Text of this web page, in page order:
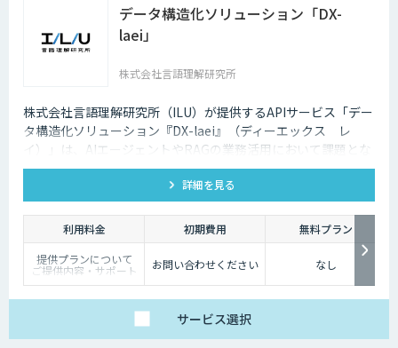
データ構造化ソリューション「DX-
laei」
株式会社言語理解研究所
株式会社言語理解研究所（ILU）が提供するAPIサービス「デー
タ構造化ソリューション『DX-laei』（ディーエックス レ
イ）」は、AIエージェントやRAGの業務活用において課題とな
る「回答精度の低さ」や「利用者にプロンプト知識が求められ
る」といった運用上の問題に対し、日本語に特化した自然言語
処理技術でアプローチします。 「DX-laei」は、ドキュメント
の構造化処理に加え、ユーザーの質問意図を意味的に再構成
し、最適な検索クエリへ変換する機能を備えています。これに
より、生成AIの精度を左右する“入力精度”と“検索対象の整
備”の両面から、RAGやAIエージェントの回答品質を向上させ
ます。
詳細を見る
利用料金 初期費用
無料プラン
提供プランについて
ご提供内容・サポート
範囲の違いに応じて、
汎用的な高精度ドキュ
お問い合わせください なし
サービス選択